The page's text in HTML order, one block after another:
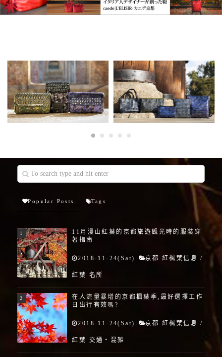
Popular Posts Tags
11月漫山紅葉的京都旅遊觀光時的服裝穿
著指南
2018-11-24(Sat) 京都 紅楓葉信息 /
紅葉 名所
在人流量暴增的京都楓葉季,最好選擇工作
日出行有效嗎?
2018-11-24(Sat) 京都 紅楓葉信息 /
紅葉 交通・混雑